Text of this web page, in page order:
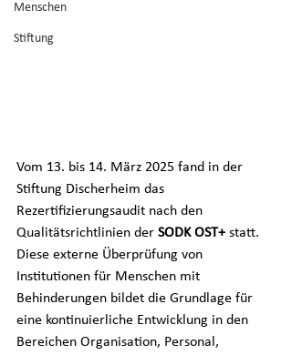
Menschen
Stiftung
Vom 13. bis 14. März 2025 fand in der
Stiftung Discherheim das
Rezertifizierungsaudit nach den
Qualitätsrichtlinien der SODK OST+ statt.
Diese externe Überprüfung von
Institutionen für Menschen mit
Behinderungen bildet die Grundlage für
eine kontinuierliche Entwicklung in den
Bereichen Organisation, Personal,